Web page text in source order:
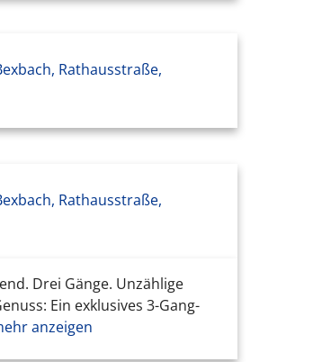
Rathausstraße,
Rathausstraße,
Drei Gänge. Unzählige
Ein exklusives 3-Gang-
anzeigen